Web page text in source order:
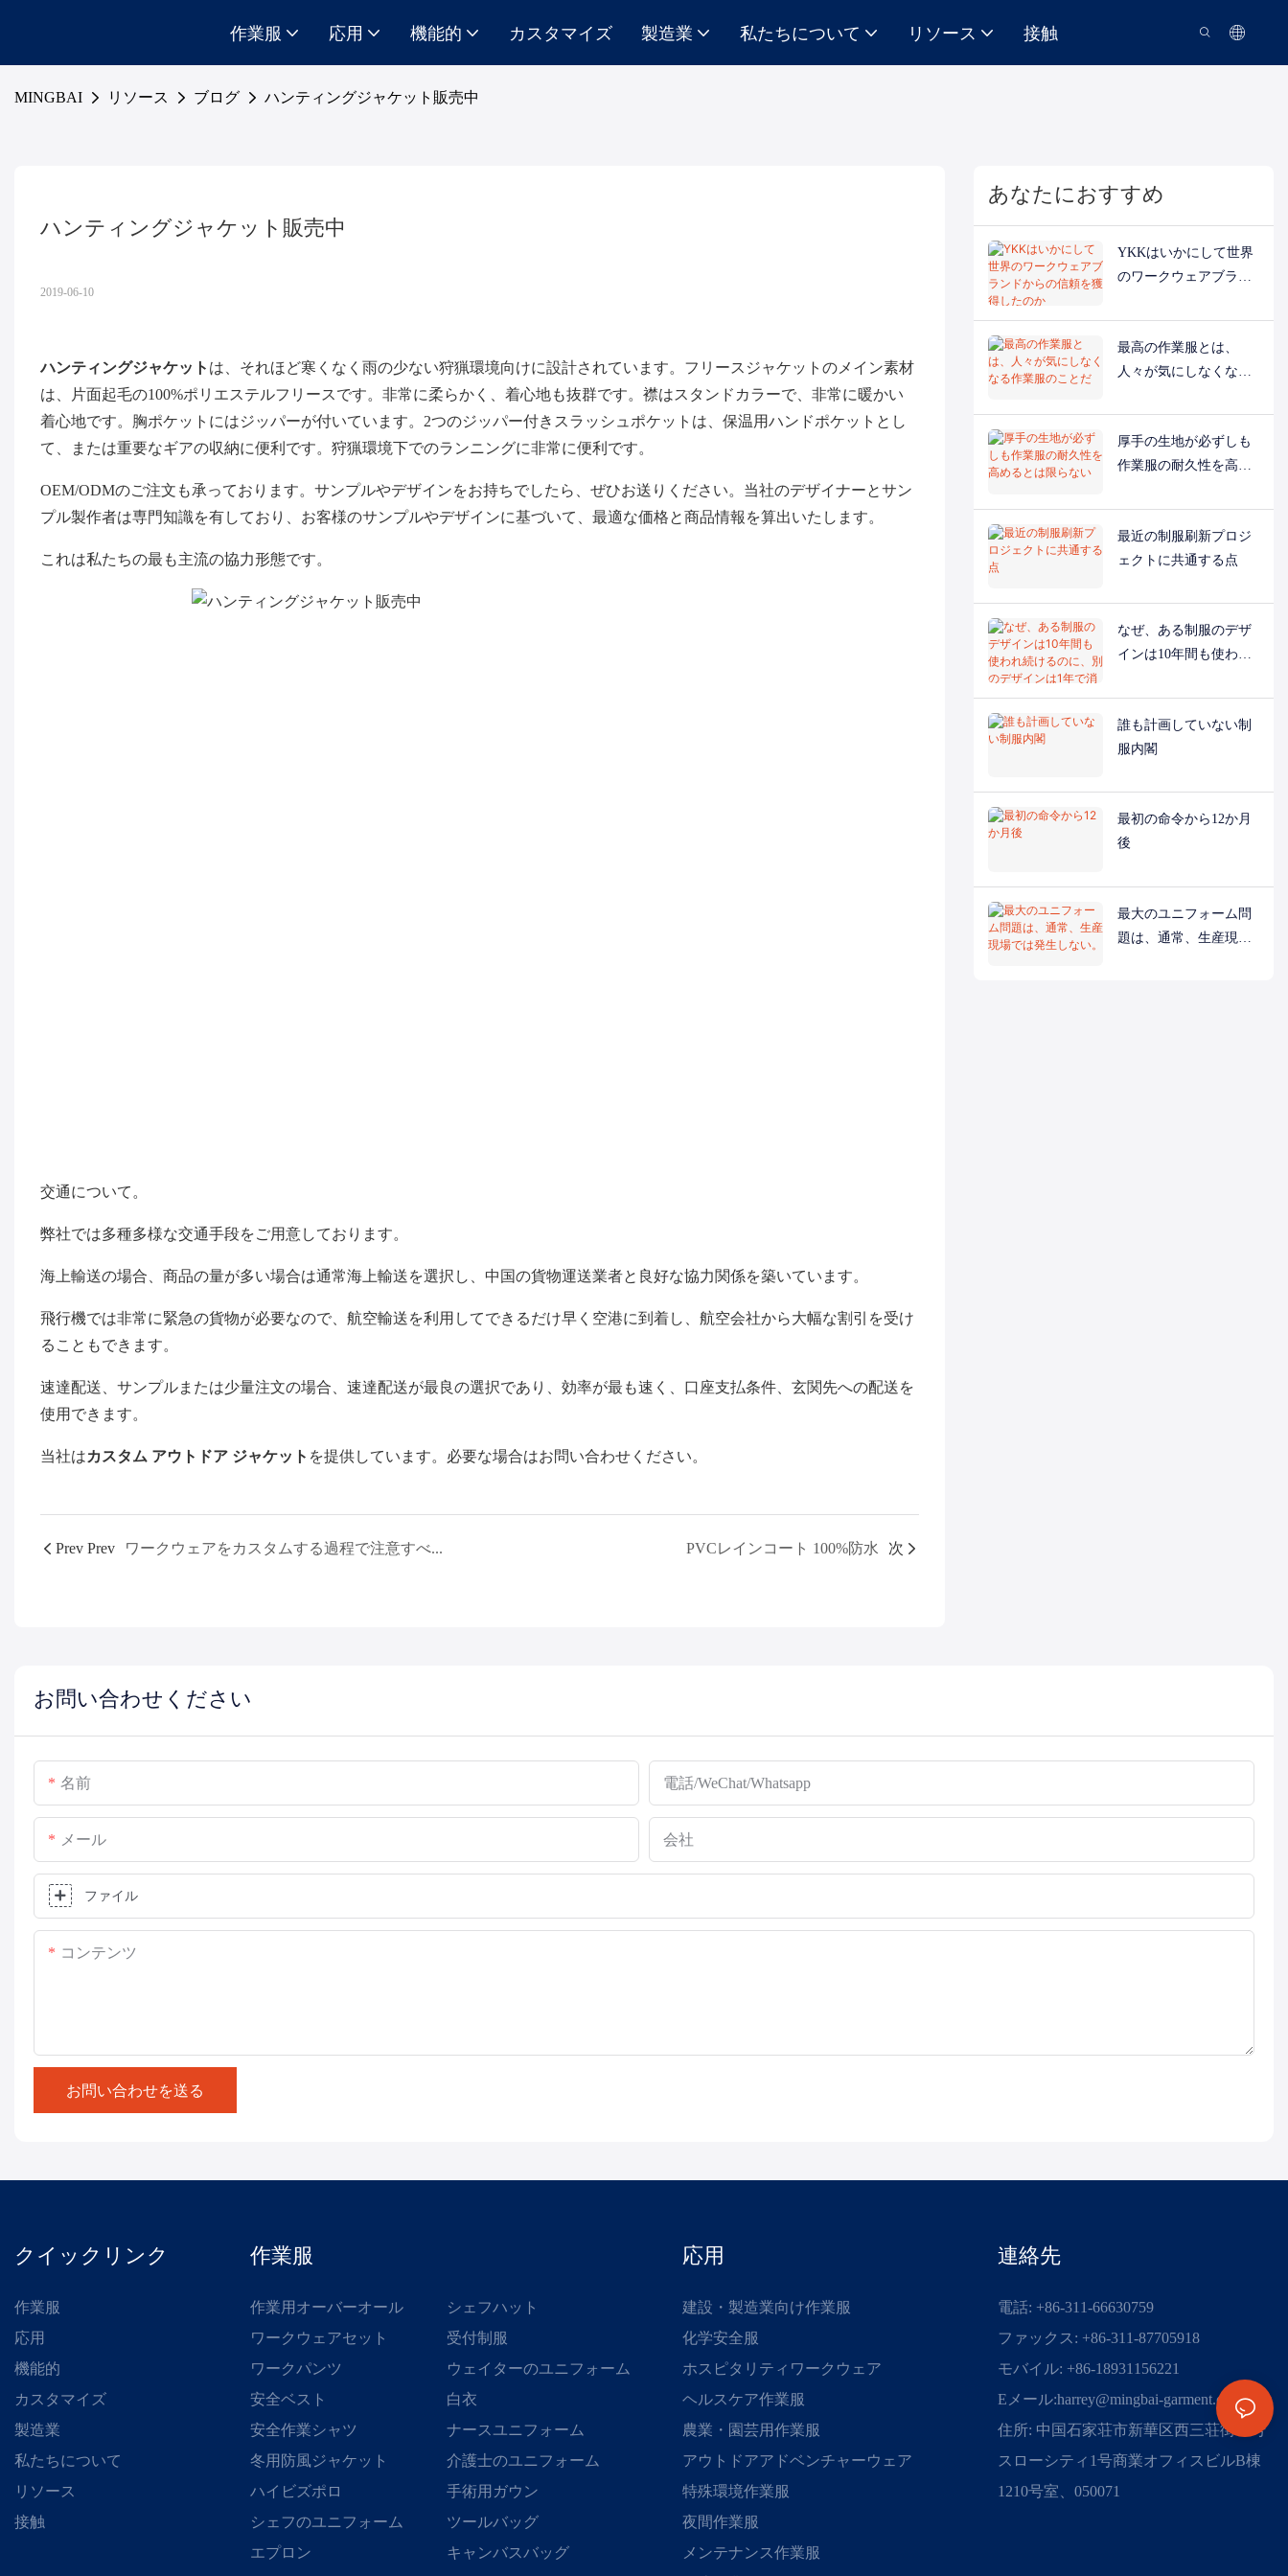
作業服 応用 機能的 カスタマイズ 製造業 私たちについて リソース 接触
MINGBAI リソース ブログ ハンティングジャケット販売中
ハンティングジャケット販売中
2019-06-10
ハンティングジャケット は、それほど寒くなく雨の少ない狩猟環境向けに設計されています。フリースジャケットのメイン素材
は、片面起毛の100%ポリエステルフリースです。非常に柔らかく、着心地も抜群です。襟はスタンドカラーで、非常に暖かい
着心地です。胸ポケットにはジッパーが付いています。2つのジッパー付きスラッシュポケットは、保温用ハンドポケットとし
て、または重要なギアの収納に便利です。狩猟環境下でのランニングに非常に便利です。
OEM/ODMのご注文も承っております。サンプルやデザインをお持ちでしたら、ぜひお送りください。当社のデザイナーとサン
プル製作者は専門知識を有しており、お客様のサンプルやデザインに基づいて、最適な価格と商品情報を算出いたします。
これは私たちの最も主流の協力形態です。
交通について。
弊社では多種多様な交通手段をご用意しております。
海上輸送の場合、商品の量が多い場合は通常海上輸送を選択し、中国の貨物運送業者と良好な協力関係を築いています。
飛行機では非常に緊急の貨物が必要なので、航空輸送を利用してできるだけ早く空港に到着し、航空会社から大幅な割引を受け
ることもできます。
速達配送、サンプルまたは少量注文の場合、速達配送が最良の選択であり、効率が最も速く、口座支払条件、玄関先への配送を
使用できます。
当社はカスタム アウトドア ジャケット を提供しています。必要な場合はお問い合わせください。
Prev Prev ワークウェアをカスタムする過程で注意すべきことは何ですか? PVCレインコート 100%防水 次
あなたにおすすめ
YKKはいかにして世界
のワークウェアブラン
たのか
最高の作業服とは、
人々が気にしなくなる
厚手の生地が必ずしも
作業服の耐久性を高め
最近の制服刷新プロジ
ェクトに共通する点
なぜ、ある制服のデザ
インは10年間も使われ
インは1年で消えてしま
うのか？
誰も計画していない制
服内閣
最初の命令から12か月
後
最大のユニフォーム問
題は、通常、生産現場
お問い合わせください
名前 電話/WeChat/Whatsapp
メール 会社
ファイル
コンテンツ
お問い合わせを送る
クイックリンク
作業服
応用
機能的
カスタマイズ
製造業
私たちについて
リソース
接触
作業服
作業用オーバーオール
ワークウェアセット
ワークパンツ
安全ベスト
安全作業シャツ
冬用防風ジャケット
ハイビズポロ
シェフのユニフォーム
エプロン
シェフハット
受付制服
ウェイターのユニフォーム
白衣
ナースユニフォーム
介護士のユニフォーム
手術用ガウン
ツールバッグ
キャンバスバッグ
応用
建設・製造業向け作業服
化学安全服
ホスピタリティワークウェア
ヘルスケア作業服
農業・園芸用作業服
アウトドアアドベンチャーウェア
特殊環境作業服
夜間作業服
メンテナンス作業服
連絡先
電話: +86-311-66630759
ファックス: +86-311-87705918
モバイル: +86-18931156221
Eメール:harrey@mingbai-garment.com
住所: 中国石家荘市新華区西三荘街88号
スローシティ1号商業オフィスビルB棟
1210号室、050071